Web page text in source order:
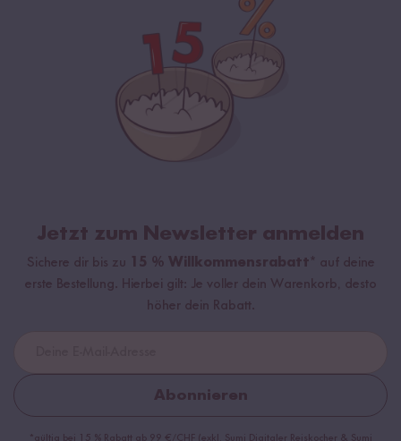
Jetzt zum Newsletter anmelden
Sichere dir bis zu 15 % Willkommensrabatt* auf deine
erste Bestellung. Hierbei gilt: Je voller dein Warenkorb, desto
höher dein Rabatt.
Abonnieren
*gültig bei 15 % Rabatt ab 99 €/CHF (exkl. Sumi Digitaler Reiskocher & Sumi